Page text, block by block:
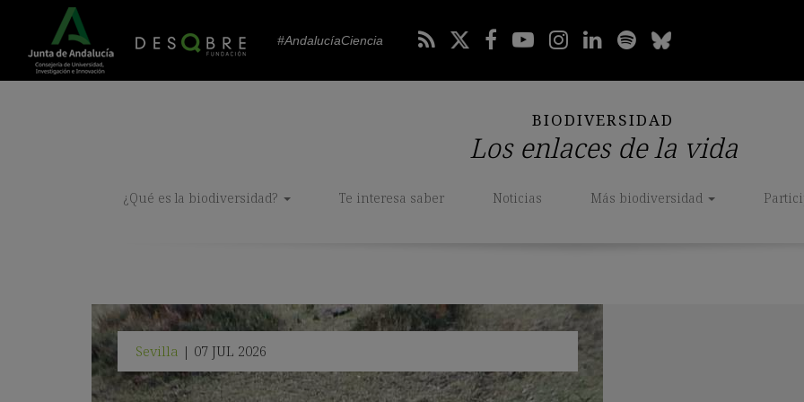
#AndalucíaCiencia
BIODIVERSIDAD
Los enlaces de la vida
¿Qué es la biodiversidad? Te interesa saber Noticias Más biodiversidad
Sevilla | 07 JUL 2026